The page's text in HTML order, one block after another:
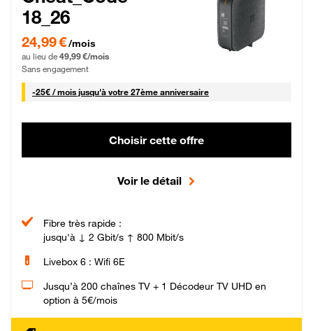
18_26
24,99 € par mois pendant 0 mois puis 49,99 € par mois, Sans engagement
24,99 €/mois
au lieu de 49,99 €/mois
Sans engagement
-25€ / mois25 € par mois
jusqu'à votre 27ème anniversaire
Choisir cette offre
Voir le détail
Fibre très rapide :
jusqu'à ↓ 2 Gbit/s ↑ 800 Mbit/s
Livebox 6 : Wifi 6E
Jusqu’à 200 chaînes TV + 1 Décodeur TV UHD en
option à 5€/mois